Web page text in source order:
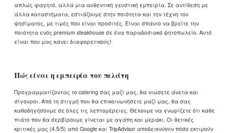
απλώς φαγητό, αλλά μια αυθεντική γευστική εμπειρία. Σε αντίθεση με
άλλα καταστήματα, εστιάζουμε στην ποιότητα και την τέχνη του
ψησίματος, με τιμές που είναι προσιτές. Είναι σπάνιο να βρείτε την
ποιότητα ενός premium steakhouse σε ένα παραδοσιακό ψητοπωλείο. Αυτό
είναι που μας κάνει διαφορετικούς!
Πώς είναι η εμπειρία του πελάτη
Προγραμματίζοντας το catering σας μαζί μας, θα νιώσετε άνετα και
σίγουροι. Από τη στιγμή που θα επικοινωνήσετε μαζί μας, θα σας
καθοδηγήσουμε σε όλες τις λεπτομέρειες. Θέλουμε να γνωρίζετε ότι κάθε
πιάτο που θα σερβίρουμε γίνεται με αγάπη και μεράκι. Οι θετικές
κριτικές μας (4.5/5) από Google και TripAdvisor αποδεικνύουν πόσο εκτιμούν